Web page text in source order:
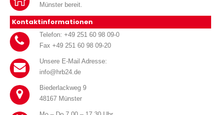
Münster bereit.
Kontaktinformationen
Telefon: +49 251 60 98 09-0
Fax +49 251 60 98 09-20
Unsere E-Mail Adresse:
info@hrb24.de
Biederlackweg 9
48167 Münster